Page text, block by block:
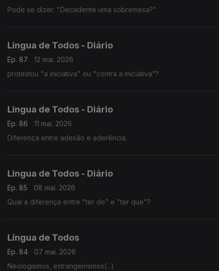
Pode se dizer: "Decadente uma sobremesa?"
Lingua de Todos - Diário
Ep. 87
12 mai. 2026
protestou "a iniciativa" ou "contra a iniciativa"?
Lingua de Todos - Diário
Ep. 86
11 mai. 2026
Diferença entre adesão e aderência.
Lingua de Todos - Diário
Ep. 85
08 mai. 2026
Qual a diferença entre "ter de" e "ter que"?
Língua de Todos
Ep. 84
07 mai. 2026
Neologismos, estrangeirismos(...)